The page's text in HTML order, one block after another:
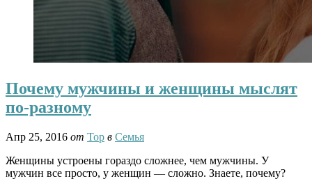
Почему мужчины и женщины мыслят
по-разному
Апр 25, 2016 от Тор в Семья
Женщины устроены гораздо сложнее, чем мужчины. У
мужчин все просто, у женщин — сложно. Знаете, почему?